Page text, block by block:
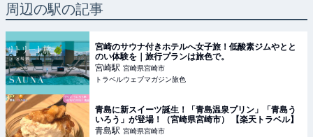
周辺の駅の記事
宮崎のサウナ付きホテルへ女子旅！低酸素ジムやとと
のい体験を｜旅行プランは旅色で。
宮崎駅 宮崎県宮崎市
トラベルウェブマガジン旅色
青島に新スイーツ誕生！「青島温泉プリン」「青島う
いろう」が登場！（宮崎県宮崎市） 【楽天トラベル】
青島駅 宮崎県宮崎市